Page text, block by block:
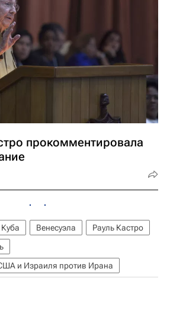
прокомментировала
Куба Венесуэла
Рауль Кастро
и Израиля против Ирана